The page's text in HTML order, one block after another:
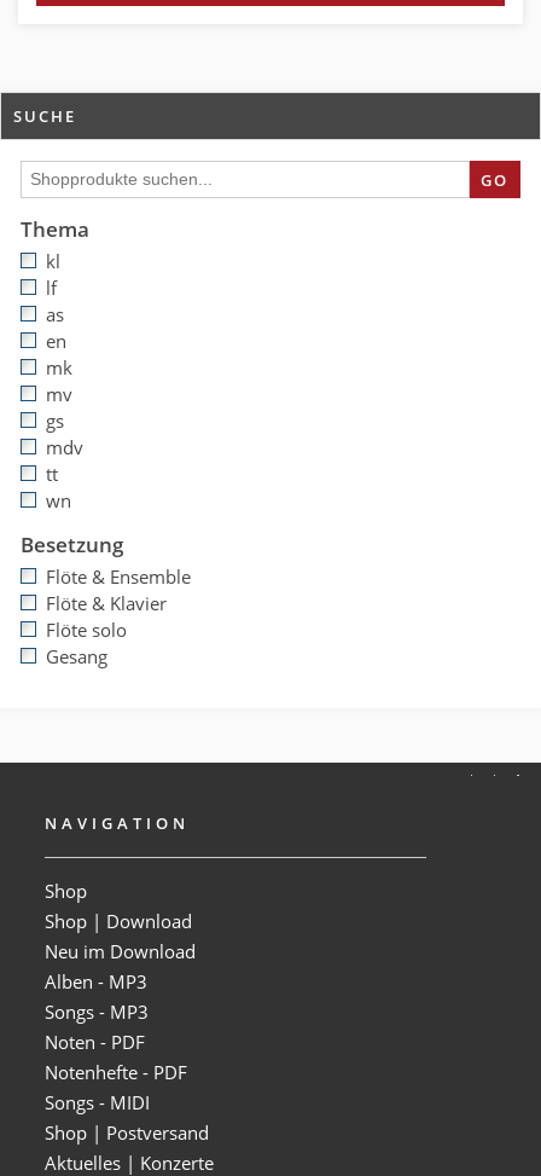
SUCHE
GO
Thema
kl
lf
as
en
mk
mv
gs
mdv
tt
wn
Besetzung
Flöte & Ensemble
Flöte & Klavier
Flöte solo
Gesang
NAVIGATION
Shop
Shop | Download
Neu im Download
Alben - MP3
Songs - MP3
Noten - PDF
Notenhefte - PDF
Songs - MIDI
Shop | Postversand
Aktuelles | Konzerte